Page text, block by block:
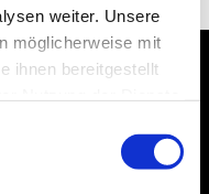
weiter. Unsere
möglicherweise mit
ihnen bereitgestellt
auch